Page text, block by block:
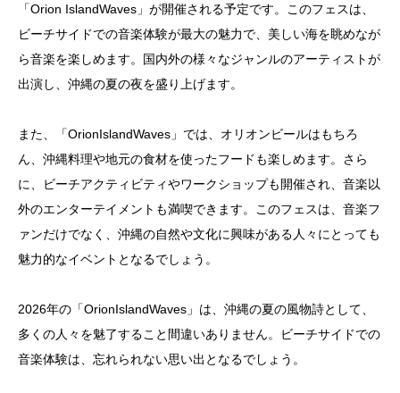
「Orion IslandWaves」が開催される予定です。このフェスは、
ビーチサイドでの音楽体験が最大の魅力で、美しい海を眺めなが
ら音楽を楽しめます。国内外の様々なジャンルのアーティストが
出演し、沖縄の夏の夜を盛り上げます。
また、「OrionIslandWaves」では、オリオンビールはもちろ
ん、沖縄料理や地元の食材を使ったフードも楽しめます。さら
に、ビーチアクティビティやワークショップも開催され、音楽以
外のエンターテイメントも満喫できます。このフェスは、音楽フ
ァンだけでなく、沖縄の自然や文化に興味がある人々にとっても
魅力的なイベントとなるでしょう。
2026年の「OrionIslandWaves」は、沖縄の夏の風物詩として、
多くの人々を魅了すること間違いありません。ビーチサイドでの
音楽体験は、忘れられない思い出となるでしょう。